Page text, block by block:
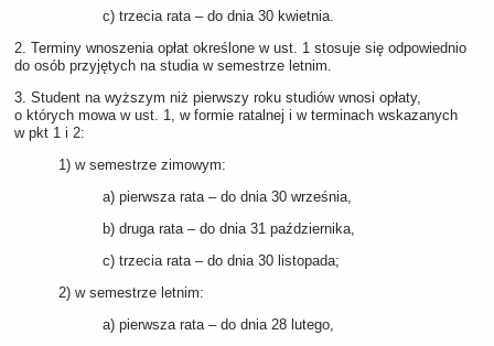
c) trzecia rata – do dnia 30 kwietnia.
2. Terminy wnoszenia opłat określone w ust. 1 stosuje się odpowiednio
do osób przyjętych na studia w semestrze letnim.
3. Student na wyższym niż pierwszy roku studiów wnosi opłaty,
o których mowa w ust. 1, w formie ratalnej i w terminach wskazanych
w pkt 1 i 2:
1) w semestrze zimowym:
a) pierwsza rata – do dnia 30 września,
b) druga rata – do dnia 31 października,
c) trzecia rata – do dnia 30 listopada;
2) w semestrze letnim:
a) pierwsza rata – do dnia 28 lutego,